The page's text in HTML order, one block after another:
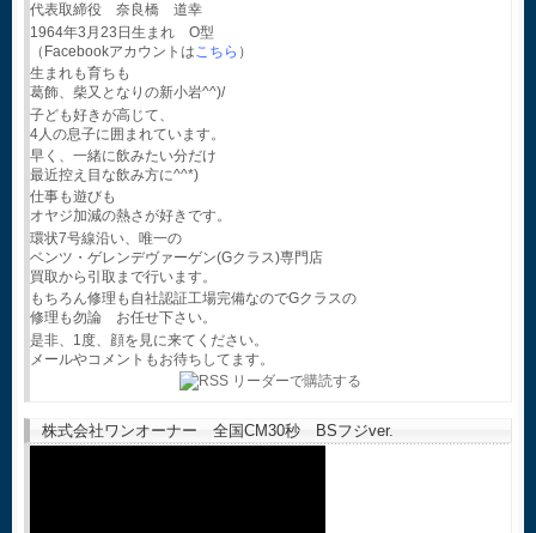
代表取締役 奈良橋 道幸
1964年3月23日生まれ O型
（Facebookアカウントはこちら ）
生まれも育ちも
葛飾、柴又となりの新小岩^^)/
子ども好きが高じて、
4人の息子に囲まれています。
早く、一緒に飲みたい分だけ
最近控え目な飲み方に^^*)
仕事も遊びも
オヤジ加減の熱さが好きです。
環状7号線沿い、唯一の
ベンツ・ゲレンデヴァーゲン(Gクラス)専門店
買取から引取まで行います。
もちろん修理も自社認証工場完備なのでGクラスの
修理も勿論 お任せ下さい。
是非、1度、顔を見に来てください。
メールやコメントもお待ちしてます。
株式会社ワンオーナー 全国CM30秒 BSフジver.